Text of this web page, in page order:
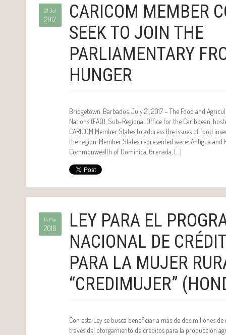
21 Jul
2017
CARICOM MEMBER
SEEK TO JOIN THE
PARLIAMENTARY
HUNGER
Bridgetown, Barbados, July 21, 2017 – The Food and
Nations (FAO), Sub-Regional Office for the Caribbean,
CARICOM Member States to address the issues of food
the region. Member States represented were: Antigua and
Commonwealth of Dominica, Grenada, […]
14 Mar
2016
LEY PARA EL
NACIONAL DE
PARA LA MUJER
“CREDIMUJER”
Con esta Ley se busca beneficiar a más de dos millones
través del otorgamiento de créditos para la producción